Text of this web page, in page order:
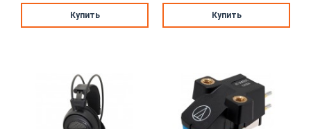
Купить Купить